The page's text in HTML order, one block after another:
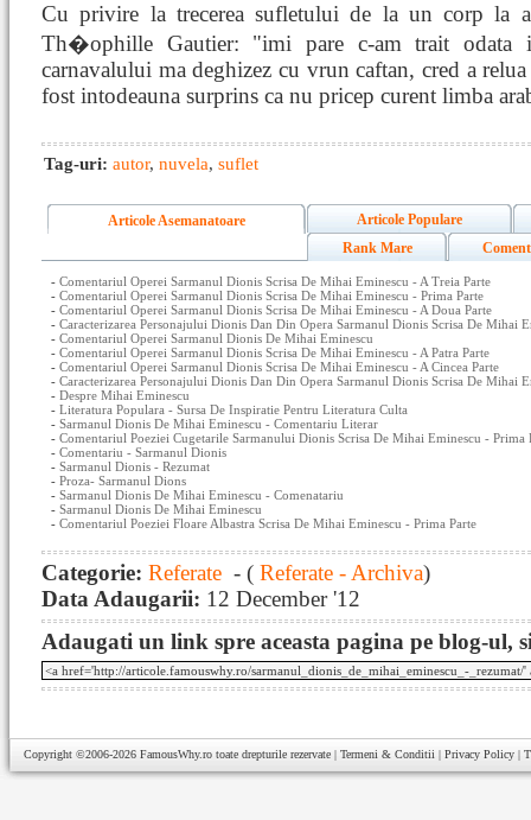
Cu privire la trecerea sufletului de la un corp la
Th�ophille Gautier: "imi pare c-am trait odata
carnavalului ma deghizez cu vrun caftan, cred a
fost intodeauna surprins ca nu pricep curent limba
Tag-uri: autor, nuvela, suflet
Articole Asemanatoare
Articole Populare
Rank Mare
- Comentariul Operei Sarmanul Dionis Scrisa De Mihai Eminescu - A Treia Parte
- Comentariul Operei Sarmanul Dionis Scrisa De Mihai Eminescu - Prima Parte
- Comentariul Operei Sarmanul Dionis Scrisa De Mihai Eminescu - A Doua Parte
- Caracterizarea Personajului Dionis Dan Din Opera Sarmanul Dionis Scrisa De Mihai
- Comentariul Operei Sarmanul Dionis De Mihai Eminescu
- Comentariul Operei Sarmanul Dionis Scrisa De Mihai Eminescu - A Patra Parte
- Comentariul Operei Sarmanul Dionis Scrisa De Mihai Eminescu - A Cincea Parte
- Caracterizarea Personajului Dionis Dan Din Opera Sarmanul Dionis Scrisa De Mihai
- Despre Mihai Eminescu
- Literatura Populara - Sursa De Inspiratie Pentru Literatura Culta
- Sarmanul Dionis De Mihai Eminescu - Comentariu Literar
- Comentariul Poeziei Cugetarile Sarmanului Dionis Scrisa De Mihai Eminescu - Prima
- Comentariu - Sarmanul Dionis
- Sarmanul Dionis - Rezumat
- Proza- Sarmanul Dions
- Sarmanul Dionis De Mihai Eminescu - Comenatariu
- Sarmanul Dionis De Mihai Eminescu
- Comentariul Poeziei Floare Albastra Scrisa De Mihai Eminescu - Prima Parte
Categorie: Referate - ( Referate - Archiva)
Data Adaugarii: 12 December '12
Adaugati un link spre aceasta pagina pe blog-ul,
Copyright ©2006-2026 FamousWhy.ro toate drepturile rezervate | Termeni & Conditii | Privacy Policy |